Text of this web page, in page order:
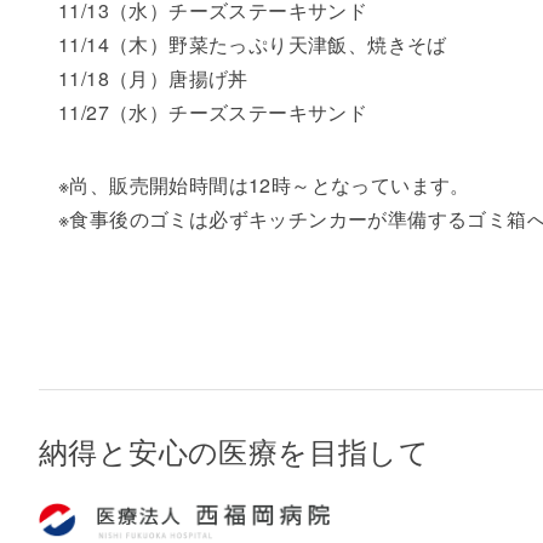
11/13（水）チーズステーキサンド
11/14（木）野菜たっぷり天津飯、焼きそば
11/18（月）唐揚げ丼
11/27（水）チーズステーキサンド
※尚、販売開始時間は12時～となっています。
※食事後のゴミは必ずキッチンカーが準備するゴミ箱
納得と安心の医療を目指して